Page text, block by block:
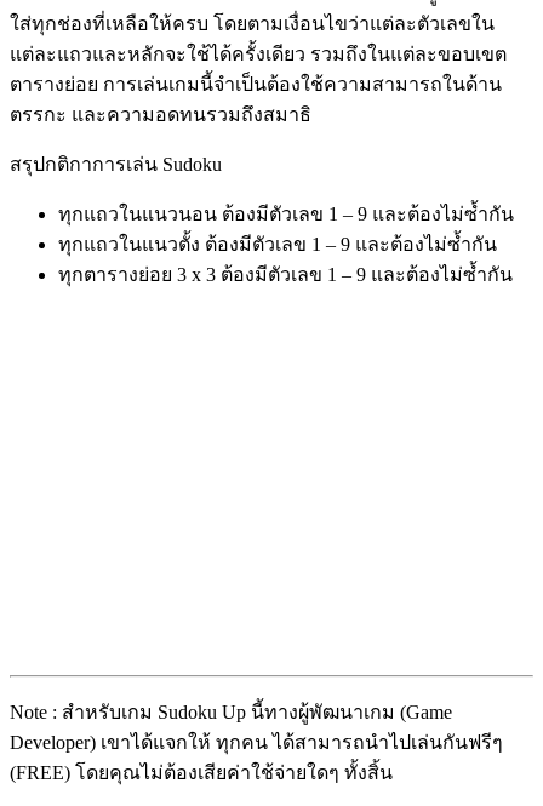
ใส่ทุกช่องที่เหลือให้ครบ โดยตามเงื่อนไขว่าแต่ละตัวเลขใน
แต่ละแถวและหลักจะใช้ได้ครั้งเดียว รวมถึงในแต่ละขอบเขต
ตารางย่อย การเล่นเกมนี้จำเป็นต้องใช้ความสามารถในด้าน
ตรรกะ และความอดทนรวมถึงสมาธิ
สรุปกติกาการเล่น Sudoku
ทุกแถวในแนวนอน ต้องมีตัวเลข 1 – 9 และต้องไม่ซ้ำกัน
ทุกแถวในแนวตั้ง ต้องมีตัวเลข 1 – 9 และต้องไม่ซ้ำกัน
ทุกตารางย่อย 3 x 3 ต้องมีตัวเลข 1 – 9 และต้องไม่ซ้ำกัน
Note : สำหรับเกม Sudoku Up นี้ทางผู้พัฒนาเกม (Game
Developer) เขาได้แจกให้ ทุกคน ได้สามารถนำไปเล่นกันฟรีๆ
(FREE) โดยคุณไม่ต้องเสียค่าใช้จ่ายใดๆ ทั้งสิ้น